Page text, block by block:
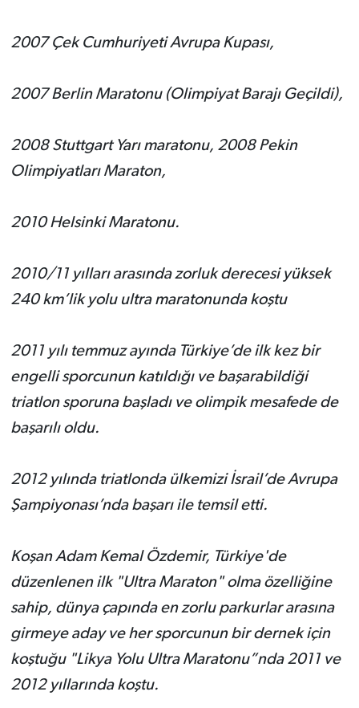
2007 Çek Cumhuriyeti Avrupa Kupası,
2007 Berlin Maratonu (Olimpiyat Barajı Geçildi),
2008 Stuttgart Yarı maratonu, 2008 Pekin
Olimpiyatları Maraton,
2010 Helsinki Maratonu.
2010/11 yılları arasında zorluk derecesi yüksek
240 km’lik yolu ultra maratonunda koştu
2011 yılı temmuz ayında Türkiye’de ilk kez bir
engelli sporcunun katıldığı ve başarabildiği
triatlon sporuna başladı ve olimpik mesafede de
başarılı oldu.
2012 yılında triatlonda ülkemizi İsrail’de Avrupa
Şampiyonası’nda başarı ile temsil etti.
Koşan Adam Kemal Özdemir, Türkiye'de
düzenlenen ilk "Ultra Maraton" olma özelliğine
sahip, dünya çapında en zorlu parkurlar arasına
girmeye aday ve her sporcunun bir dernek için
koştuğu "Likya Yolu Ultra Maratonu”nda 2011 ve
2012 yıllarında koştu.